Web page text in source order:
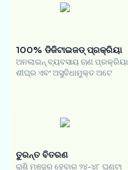
100% ଡିଜିଟାଇଜଡ୍ ପ୍ରକ୍ରିୟା
ଅନଲାଇନ୍ ବ୍ୟବସାୟ ଋଣ ପ୍ରକ୍ରିୟା
ଶୀଘ୍ର ଏବଂ ଅସୁବିଧାମୁକ୍ତ ଅଟେ
ତୁରନ୍ତ ବିତରଣ
ରାଶି ମଞ୍ଜୁର ହେବାର ୨୪-୪୮ ଘଣ୍ଟା